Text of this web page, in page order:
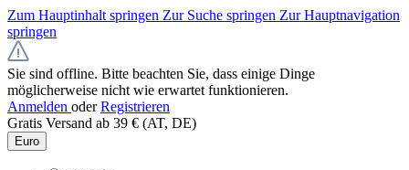
Zum Hauptinhalt springen Zur Suche springen Zur Hauptnavigation
springen
Sie sind offline. Bitte beachten Sie, dass einige Dinge
möglicherweise nicht wie erwartet funktionieren.
Anmelden oder Registrieren
Gratis Versand ab 39 € (AT, DE)
Euro